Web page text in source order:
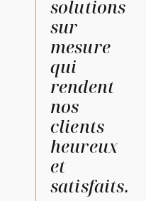
solutions
sur
mesure
qui
rendent
nos
clients
heureux
et
satisfaits.